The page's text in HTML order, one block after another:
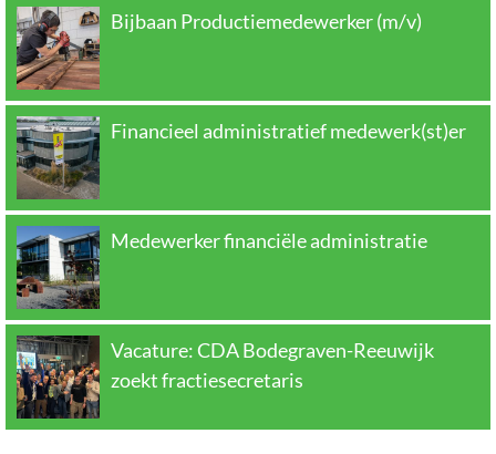
Bijbaan Productiemedewerker (m/v)
Financieel administratief medewerk(st)er
Medewerker financiële administratie
Vacature: CDA Bodegraven-Reeuwijk
zoekt fractiesecretaris